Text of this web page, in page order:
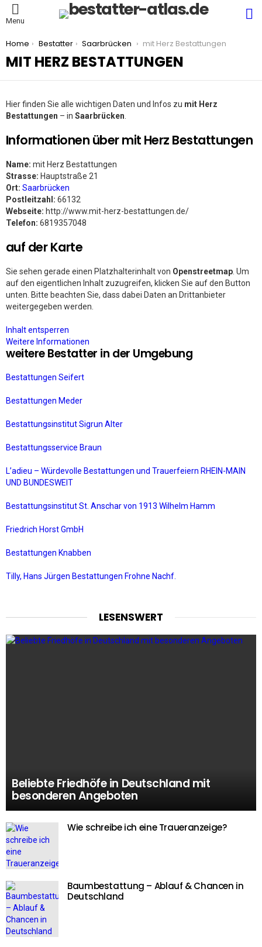
Menu
You are here:
Home Bestatter Saarbrücken mit Herz Bestattungen
MIT HERZ BESTATTUNGEN
Hier finden Sie alle wichtigen Daten und Infos zu mit Herz
Bestattungen – in Saarbrücken
Informationen über mit Herz Bestattungen
Name: mit Herz Bestattungen
Strasse: Hauptstraße 21
Ort: Saarbrücken
Postleitzahl: 66132
Webseite: http://www.mit-herz-bestattungen.de/
Telefon: 6819357048
auf der Karte
Sie sehen gerade einen Platzhalterinhalt von Openstreetmap . Um
auf den eigentlichen Inhalt zuzugreifen, klicken Sie auf den Button
unten. Bitte beachten Sie, dass dabei Daten an Drittanbieter
weitergegeben werden.
Inhalt entsperren
Weitere Informationen
weitere Bestatter in der Umgebung
Bestattungen Seifert
Bestattungen Meder
Bestattungsinstitut Sigrun Alter
Bestattungsservice Braun
L’adieu – Würdevolle Bestattungen und Trauerfeiern RHEIN-MAIN
UND BUNDESWEIT
Bestattungsinstitut St. Anschar von 1913 Wilhelm Hamm
Friedrich Horst GmbH
Bestattungen Knabben
Tilly, Hans Jürgen Bestattungen Frohne Nachf.
LESENSWERT
Beliebte Friedhöfe in Deutschland mit
besonderen Angeboten
Wie schreibe ich eine Traueranzeige?
Baumbestattung – Ablauf & Chancen in
Deutschland